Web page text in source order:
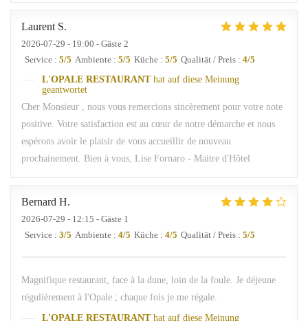
Laurent S
2026-07-29 - 19:00 - Gäste 2
Service : 5/5 Ambiente : 5/5 Küche : 5/5 Qualität / Preis : 4/5
L'OPALE RESTAURANT hat auf diese Meinung
geantwortet
Cher Monsieur , nous vous remercions sincèrement pour votre note
positive. Votre satisfaction est au cœur de notre démarche et nous
espérons avoir le plaisir de vous accueillir de nouveau
prochainement. Bien à vous, Lise Fornaro - Maitre d'Hôtel
Bernard H
2026-07-29 - 12:15 - Gäste 1
Service : 3/5 Ambiente : 4/5 Küche : 4/5 Qualität / Preis : 5/5
Magnifique restaurant, face à la dune, loin de la foule. Je déjeune
régulièrement à l'Opale ; chaque fois je me régale.
L'OPALE RESTAURANT hat auf diese Meinung